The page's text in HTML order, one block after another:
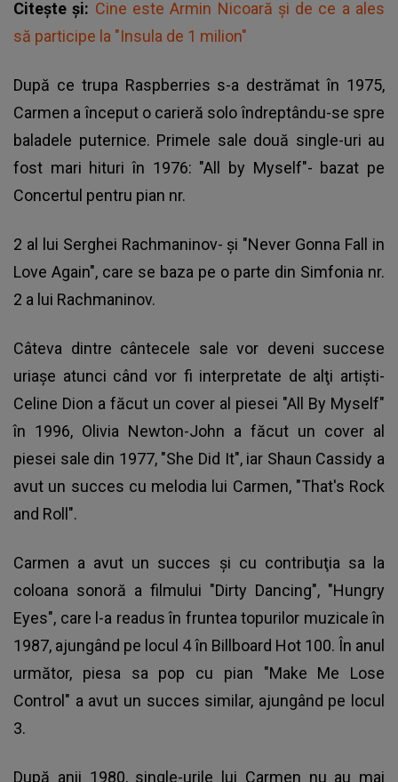
Citește și: Cine este Armin Nicoară și de ce a ales
să participe la "Insula de 1 milion"
După ce trupa Raspberries s-a destrămat în 1975,
Carmen a început o carieră solo îndreptându-se spre
baladele puternice. Primele sale două single-uri au
fost mari hituri în 1976: "All by Myself"- bazat pe
Concertul pentru pian nr.
2 al lui Serghei Rachmaninov- şi "Never Gonna Fall in
Love Again", care se baza pe o parte din Simfonia nr.
2 a lui Rachmaninov.
Câteva dintre cântecele sale vor deveni succese
uriaşe atunci când vor fi interpretate de alţi artişti-
Celine Dion a făcut un cover al piesei "All By Myself"
în 1996, Olivia Newton-John a făcut un cover al
piesei sale din 1977, "She Did It", iar Shaun Cassidy a
avut un succes cu melodia lui Carmen, "That's Rock
and Roll".
Carmen a avut un succes şi cu contribuţia sa la
coloana sonoră a filmului "Dirty Dancing", "Hungry
Eyes", care l-a readus în fruntea topurilor muzicale în
1987, ajungând pe locul 4 în Billboard Hot 100. În anul
următor, piesa sa pop cu pian "Make Me Lose
Control" a avut un succes similar, ajungând pe locul
3.
După anii 1980, single-urile lui Carmen nu au mai